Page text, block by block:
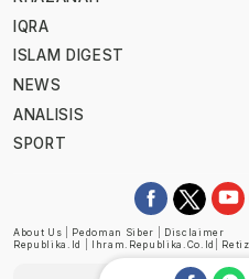
IQRA
ISLAM DIGEST
NEWS
ANALISIS
SPORT
About Us Pedoman Siber
Disclaimer
Republika.id
Ihram.republika.co.id